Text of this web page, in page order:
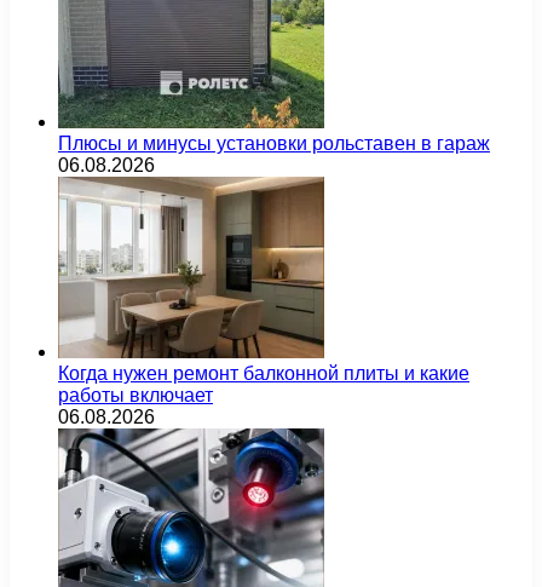
Плюсы и минусы установки рольставен в гараж
06.08.2026
Когда нужен ремонт балконной плиты и какие
работы включает
06.08.2026